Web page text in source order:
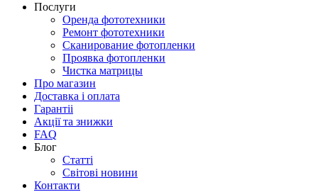
Послуги
Оренда фототехники
Ремонт фототехники
Сканирование фотопленки
Проявка фотопленки
Чистка матрицы
Про магазин
Доставка і оплата
Гарантіі
Акції та знижки
FAQ
Блог
Статті
Світові новини
Контакти